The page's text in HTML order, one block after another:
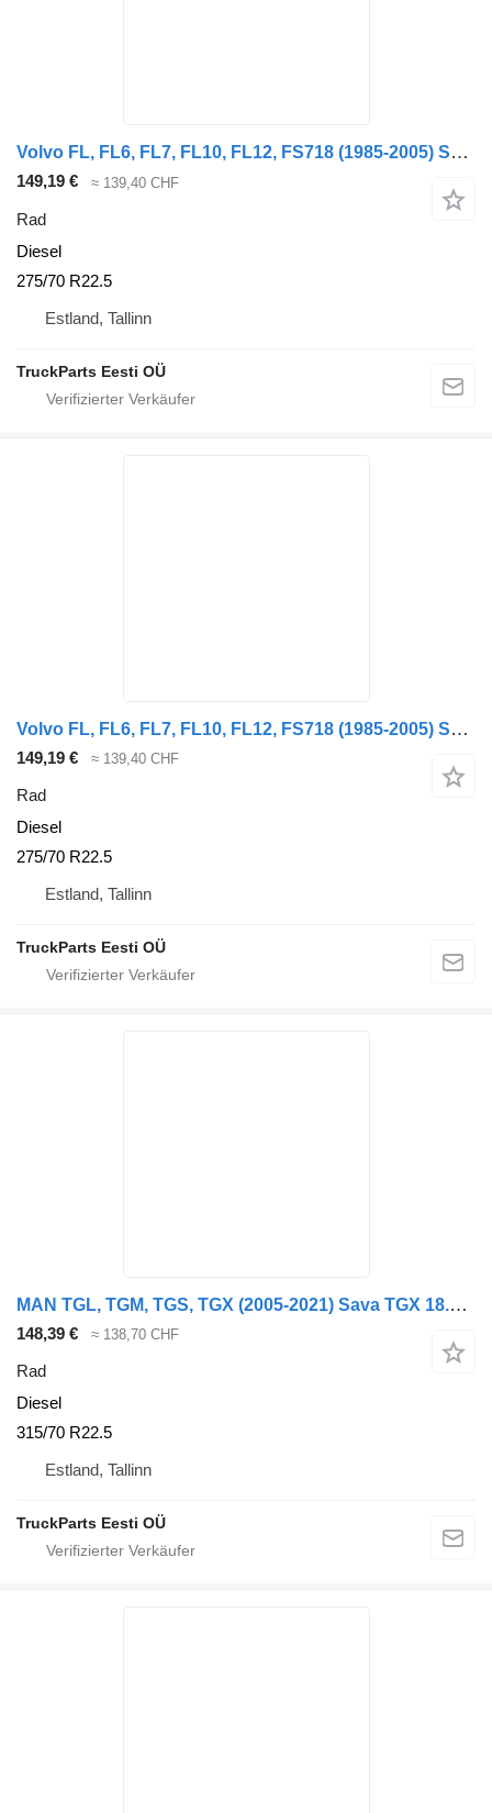
Volvo FL, FL6, FL7, FL10, FL12, FS718 (1985-2005) Sava FL (01.00-)
149,19 € ≈ 139,40 CHF
Rad
Diesel
275/70 R22.5
Estland, Tallinn
TruckParts Eesti OÜ
Volvo FL, FL6, FL7, FL10, FL12, FS718 (1985-2005) Sava 275/70 R22.5
149,19 € ≈ 139,40 CHF
Rad
Diesel
275/70 R22.5
Estland, Tallinn
TruckParts Eesti OÜ
MAN TGL, TGM, TGS, TGX (2005-2021) Sava TGX 18.440 (01.07-)
148,39 € ≈ 138,70 CHF
Rad
Diesel
315/70 R22.5
Estland, Tallinn
TruckParts Eesti OÜ